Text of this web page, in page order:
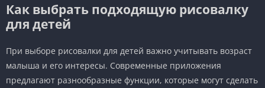
Как выбрать подходящую рисовалку
для детей
При выборе рисовалки для детей важно учитывать возраст
малыша и его интересы. Современные приложения
предлагают разнообразные функции, которые могут сделать